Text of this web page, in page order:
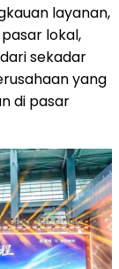
layanan,
lokal,
sekadar
yang
di pasar